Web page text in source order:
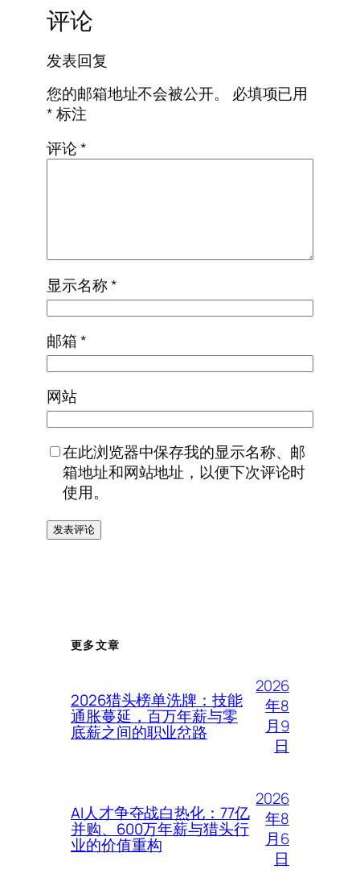
评论
发表回复
您的邮箱地址不会被公开。
必填项已用
*标注
评论*
显示名称*
邮箱*
网站
在此浏览器中保存我的显示名称、邮
箱地址和网站地址，以便下次评论时
使用。
更多文章
2026猎头榜单洗牌：技能
通胀蔓延，百万年薪与零
底薪之间的职业岔路
2026
年8
月9
日
AI人才争夺战白热化：77亿
并购、600万年薪与猎头行
业的价值重构
2026
年8
月6
日